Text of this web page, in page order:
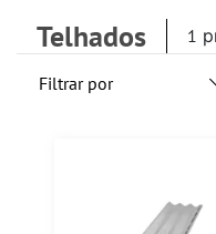
Telhados 1
Filtrar por